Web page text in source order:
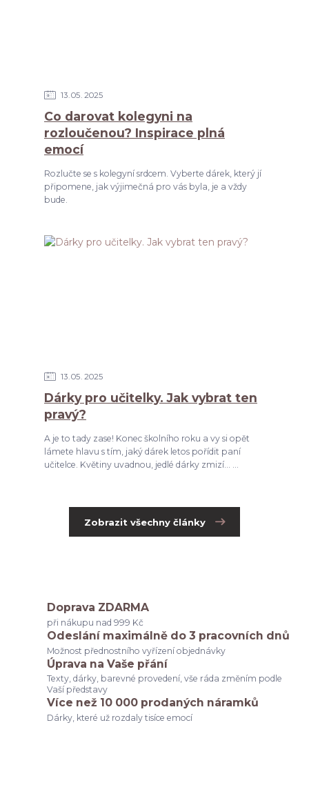
13 05 2025
Co darovat kolegyni na
rozloučenou? Inspirace plná
emocí
Rozlučte se s kolegyní srdcem. Vyberte dárek, který jí
připomene, jak výjimečná pro vás byla, je a vždy
bude.
13 05 2025
Dárky pro učitelky. Jak vybrat ten
pravý?
A je to tady zase! Konec školního roku a vy si opět
lámete hlavu s tím, jaký dárek letos pořídit paní
učitelce. Květiny uvadnou, jedlé dárky zmizí... ...
Zobrazit všechny články
Doprava ZDARMA
při nákupu nad 999 Kč
Odeslání maximálně do 3 pracovních dnů
Možnost přednostního vyřízení objednávky
Úprava na Vaše přání
Texty, dárky, barevné provedení, vše ráda změním podle
Vaší představy
Více než 10 000 prodaných náramků
Dárky, které už rozdaly tisíce emocí